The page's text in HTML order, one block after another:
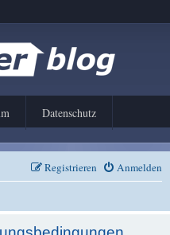
Datenschutz
Anmelden
Registrieren